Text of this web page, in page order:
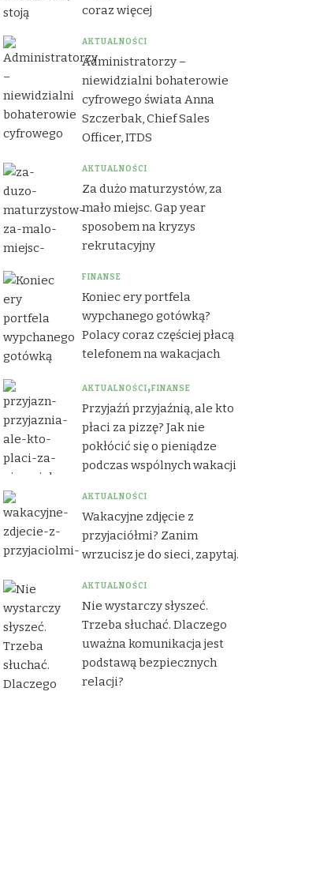
coraz więcej
AKTUALNOŚCI
Administratorzy –
niewidzialni bohaterowie
cyfrowego świata Anna
Szczerbak, Chief Sales
Officer, ITDS
AKTUALNOŚCI
Za dużo maturzystów, za
mało miejsc. Gap year
sposobem na kryzys
rekrutacyjny
FINANSE
Koniec ery portfela
wypchanego gotówką?
Polacy coraz częściej płacą
telefonem na wakacjach
AKTUALNOŚCI FINANSE
Przyjaźń przyjaźnią, ale kto
płaci za pizzę? Jak nie
pokłócić się o pieniądze
podczas wspólnych wakacji
AKTUALNOŚCI
Wakacyjne zdjęcie z
przyjaciółmi? Zanim
wrzucisz je do sieci, zapytaj.
AKTUALNOŚCI
Nie wystarczy słyszeć.
Trzeba słuchać. Dlaczego
uważna komunikacja jest
podstawą bezpiecznych
relacji?